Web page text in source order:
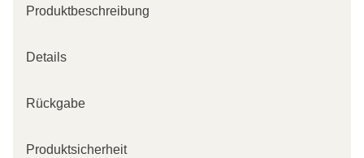
Produktbeschreibung
Details
Rückgabe
Produktsicherheit